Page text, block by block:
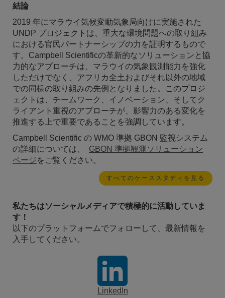
結論
2019 年にマラウイ気候変動気象局向けに実施された
UNDP プロジェクトは、重大な環境問題への取り組み
における官民パートナーシップの力を証明するもので
す。Campbell Scientificの革新的なソリューションと協
力的なアプローチは、マラウイの気象観測能力を強化
しただけでなく、アフリカ全土およびそれ以外の地域
での同様の取り組みの先例となりました。このプロジ
ェクトは、チームワーク、イノベーション、そしてク
ライアント重視のアプローチが、影響力のある変化を
推進する上で重要であることを強調しています。
Campbell Scientific の WMO 準拠 GBON 監視システム
の詳細については、 GBON 準拠観測ソリューション
ページをご覧ください。
すべてのケーススタディを見る
私たちはソーシャルメディアで積極的に活動していま
す！
以下のプラットフォームでフォローして、最新情報を
入手してください。
LinkedIn